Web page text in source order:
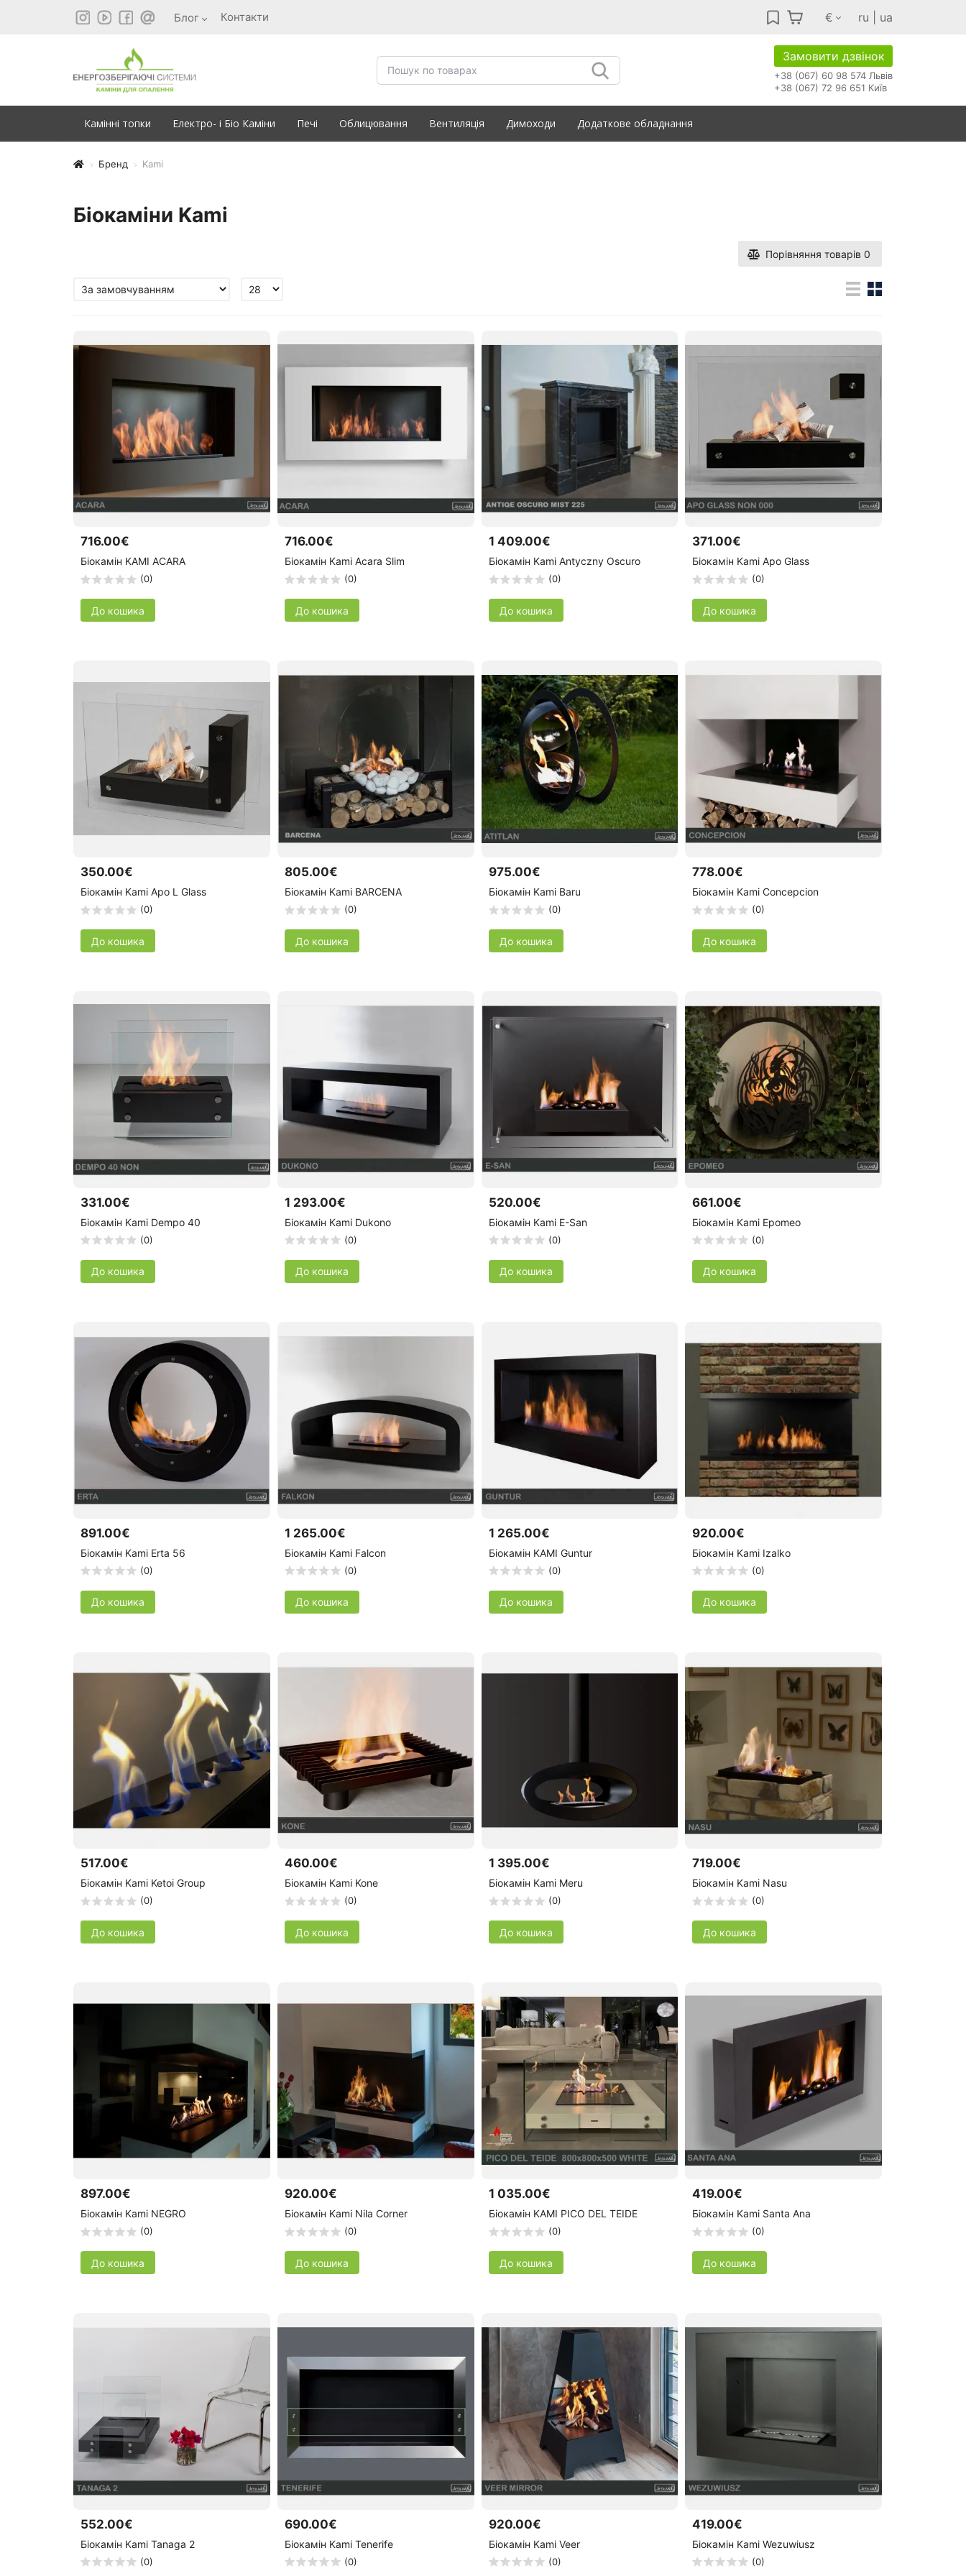
Блог Контакти € ru ua
Замовити дзвінок
+38 (067) 60 98 574 Львів
+38 (067) 72 96 651 Київ
Камінні топки Електро- і Біо Каміни Печі Облицювання Вентиляція Димоходи Додаткове обладнання
Бренд Kami
Біокаміни Kami
Порівняння товарів 0
716.00€
Біокамін KAMI ACARA
(0)
До кошика
716.00€
Біокамін Kami Acara Slim
(0)
До кошика
1 409.00€
Біокамін Kami Antyczny Oscuro
(0)
До кошика
371.00€
Біокамін Kami Apo Glass
(0)
До кошика
350.00€
Біокамін Kami Apo L Glass
(0)
До кошика
805.00€
Біокамін Kami BARCENA
(0)
До кошика
975.00€
Біокамін Kami Baru
(0)
До кошика
778.00€
Біокамін Kami Concepcion
(0)
До кошика
331.00€
Біокамін Kami Dempo 40
(0)
До кошика
1 293.00€
Біокамін Kami Dukono
(0)
До кошика
520.00€
Біокамін Kami E-San
(0)
До кошика
661.00€
Біокамін Kami Epomeo
(0)
До кошика
891.00€
Біокамін Kami Erta 56
(0)
До кошика
1 265.00€
Біокамін Kami Falcon
(0)
До кошика
1 265.00€
Біокамін KAMI Guntur
(0)
До кошика
920.00€
Біокамін Kami Izalko
(0)
До кошика
517.00€
Біокамін Kami Ketoi Group
(0)
До кошика
460.00€
Біокамін Kami Kone
(0)
До кошика
1 395.00€
Біокамін Kami Meru
(0)
До кошика
719.00€
Біокамін Kami Nasu
(0)
До кошика
897.00€
Біокамін Kami NEGRO
(0)
До кошика
920.00€
Біокамін Kami Nila Corner
(0)
До кошика
1 035.00€
Біокамін KAMI PICO DEL TEIDE
(0)
До кошика
419.00€
Біокамін Kami Santa Ana
(0)
До кошика
552.00€
Біокамін Kami Tanaga 2
(0)
690.00€
Біокамін Kami Tenerife
(0)
920.00€
Біокамін Kami Veer
(0)
419.00€
Біокамін Kami Wezuwiusz
(0)